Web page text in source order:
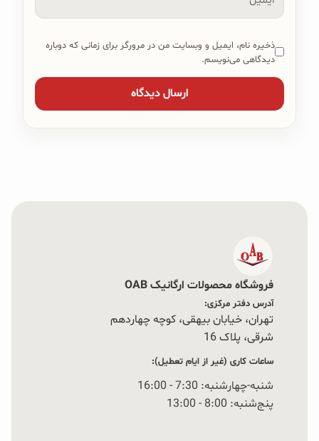
ذخیره نام، ایمیل و وبسایت من در مرورگر برای زمانی که دوباره
دیدگاهی می‌نویسم.
فروشگاه محصولات ارگانیک OAB
آدرس دفتر مرکزی:
تهران، خیابان بیهقی، کوچه چهاردهم
شرقی، پلاک 16‭
ساعات کاری (غیر از ایام تعطیل):
شنبه-چهارشنبه: 7:30 - 16:00
پنج‌شنبه: 8:00 - 13:00